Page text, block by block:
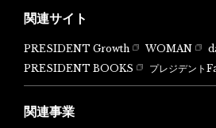
関連サイト
PRESIDENT Growth WOMAN
PRESIDENT BOOKS
プレジデント
関連事業